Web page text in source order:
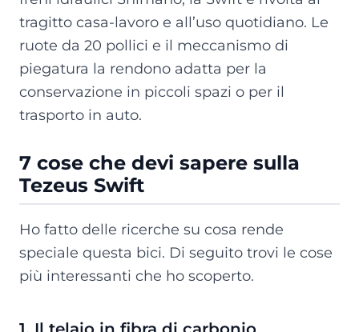
tragitto casa-lavoro e all’uso quotidiano. Le
ruote da 20 pollici e il meccanismo di
piegatura la rendono adatta per la
conservazione in piccoli spazi o per il
trasporto in auto.
7 cose che devi sapere sulla
Tezeus Swift
Ho fatto delle ricerche su cosa rende
speciale questa bici. Di seguito trovi le cose
più interessanti che ho scoperto.